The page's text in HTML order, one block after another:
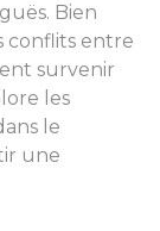
Bien
conflits entre
survenir
les
le
une